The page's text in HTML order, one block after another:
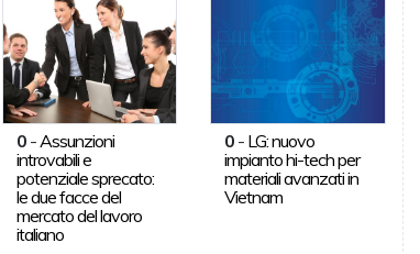
0- Assunzioni
introvabili e
potenziale sprecato:
le due facce del
mercato del lavoro
italiano
0 - LG: nuovo
impianto hi-tech per
materiali avanzati in
Vietnam